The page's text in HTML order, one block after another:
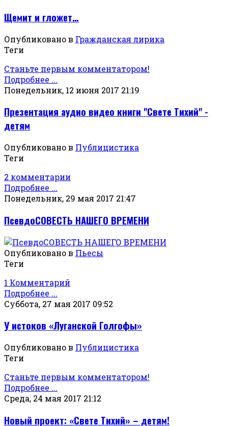
Щемит и гложет…
Опубликовано в Гражданская лирика
Теги
Станьте первым комментатором!
Подробнее ...
Понедельник, 12 июня 2017 21:19
Презентация аудио видео книги "Свете Тихий" -
детям
Опубликовано в Публицистика
Теги
2 комментарии
Подробнее ...
Понедельник, 29 мая 2017 21:47
ПсевдоСОВЕСТЬ НАШЕГО ВРЕМЕНИ
Опубликовано в Пьесы
Теги
1 Комментарий
Подробнее ...
Суббота, 27 мая 2017 09:52
У истоков «Луганской Голгофы»
Опубликовано в Публицистика
Теги
Станьте первым комментатором!
Подробнее ...
Среда, 24 мая 2017 21:12
Новый проект: «Свете Тихий» – детям!